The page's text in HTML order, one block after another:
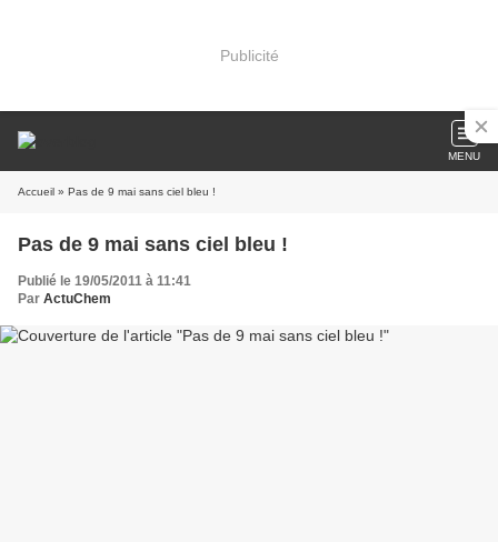
Publicité
MENU
Accueil » Pas de 9 mai sans ciel bleu !
Pas de 9 mai sans ciel bleu !
Publié le 19/05/2011 à 11:41
Par ActuChem